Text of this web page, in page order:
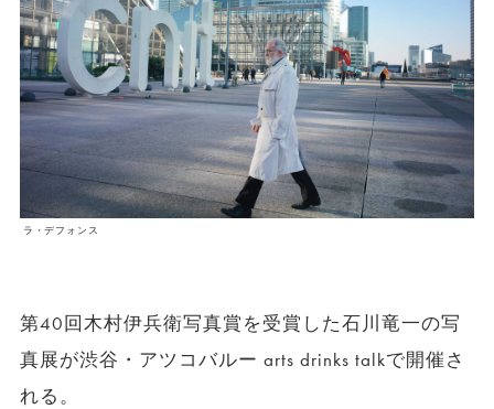
ラ・デフォンス
第40回木村伊兵衛写真賞を受賞した石川竜一の写
真展が渋谷・アツコバルー arts drinks talkで開催さ
れる。